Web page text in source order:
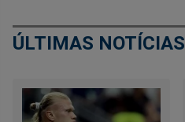
ÚLTIMAS NOTÍCIAS